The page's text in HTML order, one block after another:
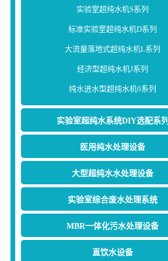
实验室超纯水机S系列
标准实验室超纯水机D系列
大流量落地式超纯水机L系列
经济型超纯水机J系列
纯水进水型超纯水机0系列
实验室超纯水系统DIY选配系列
医用纯水处理设备
大型超纯水水处理设备
实验室综合废水处理系统
MBR一体化污水处理设备
直饮水设备